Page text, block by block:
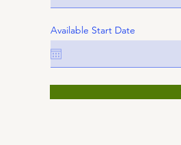
Available Start Date